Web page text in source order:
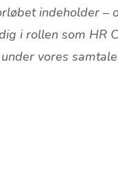
indeholder –
i rollen som HR
vores